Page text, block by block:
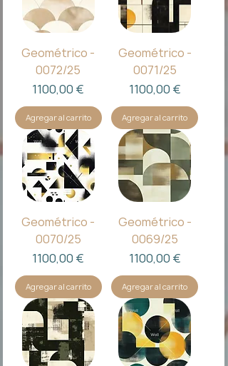
Geométrico -
0072/25
Precio
1100,00 €
Agregar al carrito
Geométrico -
0071/25
Precio
1100,00 €
Agregar al carrito
Geométrico -
0070/25
Precio
1100,00 €
Agregar al carrito
Geométrico -
0069/25
Precio
1100,00 €
Agregar al carrito